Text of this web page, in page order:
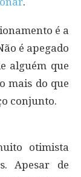
é a
é apegado
alguém que
mais do que
conjunto.
otimista
Apesar de